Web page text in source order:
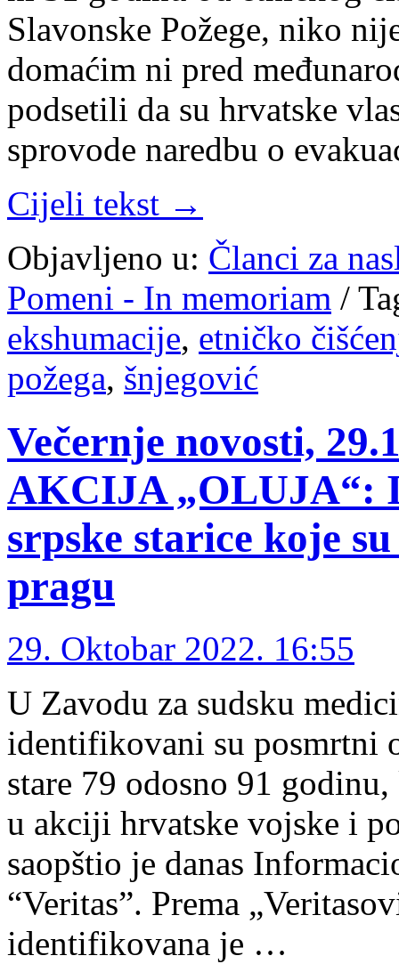
Slavonske Požege, niko
domaćim ni pred
podsetili da su hrvatske
sprovode naredbu o
Cijeli tekst →
Objavljeno u: Članci za
Pomeni - In memoriam /
ekshumacije, etničko
požega, šnjegović
Večernje novosti,
AKCIJA „OLUJA“:
srpske starice koje
pragu
29. Oktobar 2022. 16:55
U Zavodu za sudsku
identifikovani su posmrtni
stare 79 odosno 91
u akciji hrvatske vojske i
saopštio je danas
“Veritas”. Prema
identifikovana je …